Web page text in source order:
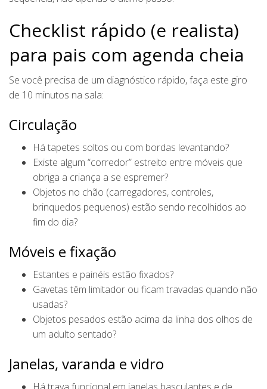
Checklist rápido (e realista)
para pais com agenda cheia
Se você precisa de um diagnóstico rápido, faça este giro
de 10 minutos na sala:
Circulação
Há tapetes soltos ou com bordas levantando?
Existe algum “corredor” estreito entre móveis que
obriga a criança a se espremer?
Objetos no chão (carregadores, controles,
brinquedos pequenos) estão sendo recolhidos ao
fim do dia?
Móveis e fixação
Estantes e painéis estão fixados?
Gavetas têm limitador ou ficam travadas quando não
usadas?
Objetos pesados estão acima da linha dos olhos de
um adulto sentado?
Janelas, varanda e vidro